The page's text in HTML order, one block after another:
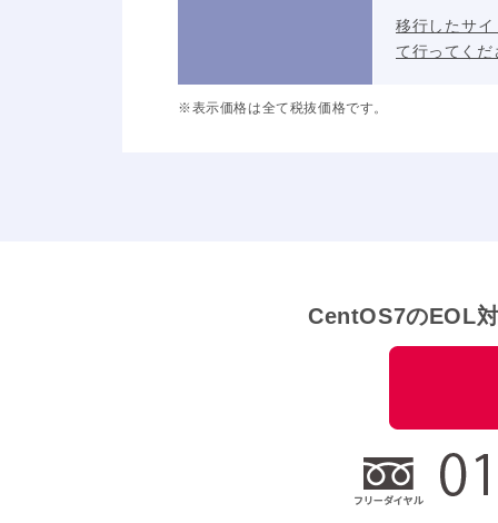
移行したサ
て行ってくだ
※表示価格は全て税抜価格です。
CentOS7のEOL